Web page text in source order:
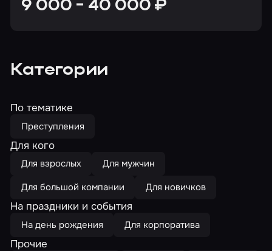
9 000 - 40 000 ₽
Категории
По тематике
Преступления
Для кого
Для взрослых
Для мужчин
Для большой компании
Для новичков
На праздники и события
На день рождения Для корпоратива
Прочие